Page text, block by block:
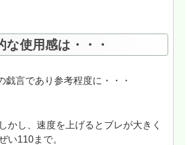
な使用感は・・・
戯言であり参考程度に・・・
かし、速度を上げるとブレが大きく
い110まで。